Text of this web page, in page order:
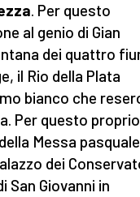
. Per questo
al genio di Gian
dei quattro
il Rio della Plata
bianco che
Per questo
Messa
dei
San Giovanni in